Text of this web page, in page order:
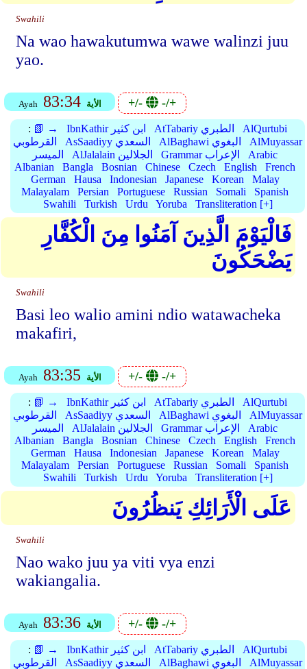
Swahili
Na wao hawakutumwa wawe walinzi juu
yao.
Ayah 83:34 الأية +/- -/+
: 📗 → IbnKathir ابن كثير AtTabariy الطبري
AlQurtubi
القرطوبي
AsSaadiyy السعدي AlBaghawi البغوي
AlMuyassar
الميسر
AlJalalain الجلالين Grammar الإعراب
Arabic
Albanian
Bangla Bosnian Chinese Czech English
French
German
Hausa Indonesian Japanese Korean
Malay
Malayalam
Persian Portuguese Russian Somali
Spanish
Swahili
Turkish Urdu Yoruba Transliteration [+]
فَالْيَوْمَ الَّذِينَ آمَنُوا مِنَ الْكُفَّارِ
يَضْحَكُونَ
Swahili
Basi leo walio amini ndio watawacheka
makafiri,
Ayah 83:35 الأية +/- -/+
: 📗 → IbnKathir ابن كثير AtTabariy الطبري
AlQurtubi
القرطوبي
AsSaadiyy السعدي AlBaghawi البغوي
AlMuyassar
الميسر
AlJalalain الجلالين Grammar الإعراب
Arabic
Albanian
Bangla Bosnian Chinese Czech English
French
German
Hausa Indonesian Japanese Korean
Malay
Malayalam
Persian Portuguese Russian Somali
Spanish
Swahili
Turkish Urdu Yoruba Transliteration [+]
عَلَى الْأَرَائِكِ يَنظُرُونَ
Swahili
Nao wako juu ya viti vya enzi
wakiangalia.
Ayah 83:36 الأية +/- -/+
: 📗 → IbnKathir ابن كثير AtTabariy الطبري
AlQurtubi
القرطوبي
AsSaadiyy السعدي AlBaghawi البغوي
AlMuyassar